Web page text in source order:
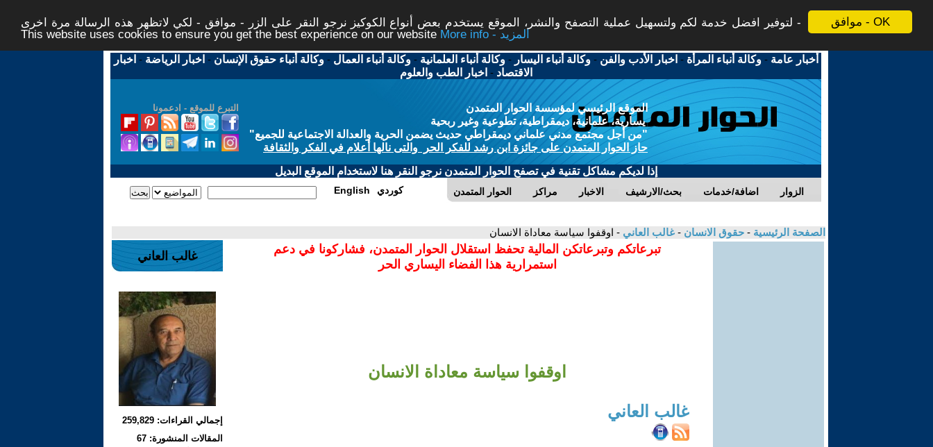
موافق - OK
لتوفير افضل خدمة لكم ولتسهيل عملية التصفح والنشر، الموقع يستخدم بعض أنواع الكوكيز نرجو النقر على الزر - موافق - لكي لاتظهر هذه الرسالة مرة اخرى -
This website uses cookies to ensure you get the best experience on our website
More info - المزيد
أخبار عامة -وكالة أنباء المرأة - اخبار الأدب والفن -وكالة أنباء اليسار -وكالة أنباء العلمانية -وكالة أنباء العمال -وكالة أنباء حقوق الإنسان - اخبار الرياضة - اخبار
الاقتصاد - اخبار الطب والعلوم
التبرع للموقع - ادعمونا
الموقع الرئيسي لمؤسسة الحوار المتمدن
يسارية، علمانية، ديمقراطية، تطوعية وغير ربحية
"من أجل مجتمع مدني علماني ديمقراطي حديث يضمن الحرية والعدالة الاجتماعية للجميع"
حاز الحوار المتمدن على جائزة ابن رشد للفكر الحر والتى نالها أعلام في الفكر والثقافة
إذا لديكم مشاكل تقنية في تصفح الحوار المتمدن نرجو النقر هنا لاستخدام الموقع البديل
الحوار المتمدن مراكز الاخبار بحث/الارشيف اضافة/خدمات الزوار English كوردي
الصفحة الرئيسية - حقوق الانسان - غالب العاني - اوقفوا سياسة معاداة الانسان
تبرعاتكم وتبرعاتكن المالية تحفظ استقلال الحوار المتمدن، فشاركونا في دعم
استمرارية هذا الفضاء اليساري الحر
اوقفوا سياسة معاداة الانسان
غالب العاني
غالب العاني
إجمالي القراءات: 259,829
المقالات المنشورة: 67